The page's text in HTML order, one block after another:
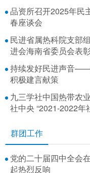
品资所召开2025年民
春座谈会
民进省属热科院支部
进会海南省委员会表
持续发好民进声音
积极建言献策
九三学社中国热带农
社中央 “2021-2022年
群团工作
党的二十届四中全会
起热烈反响